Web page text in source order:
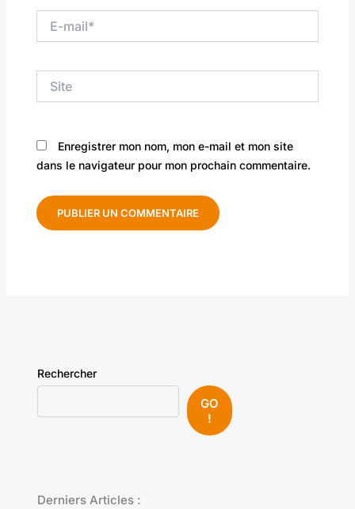
mail*
Enregistrer mon nom, mon e-mail et mon site
dans le navigateur pour mon prochain commentaire.
Rechercher
GO
!
Derniers Articles :